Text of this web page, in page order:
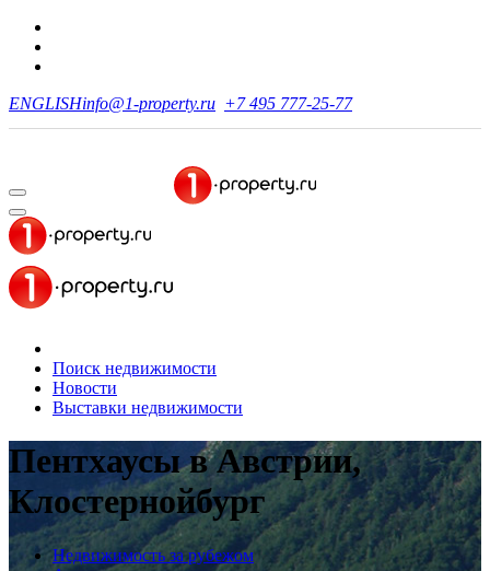
ENGLISHinfo@1-property.ru +7 495 777-25-77
Поиск недвижимости
Новости
Выставки недвижимости
Пентхаусы в Австрии,
Клостернойбург
Недвижимость за рубежом